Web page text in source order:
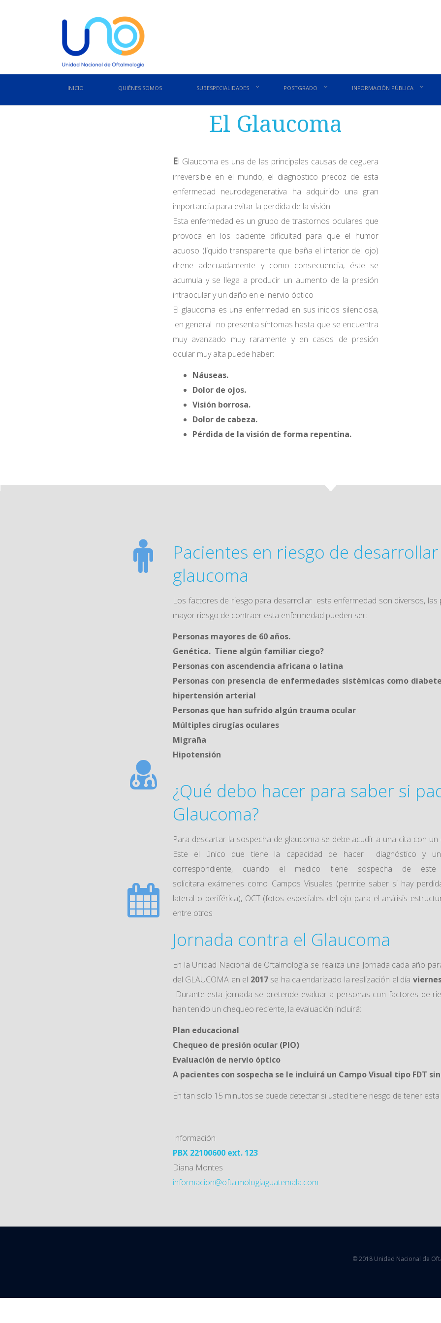
INICIO QUIÉNES SOMOS SUBESPECIALIDADES POSTGRADO INFORMACIÓN PÚBLICA
El Glaucoma
El Glaucoma es una de las principales causas de ceguera
irreversible en el mundo, el diagnostico precoz de esta
enfermedad neurodegenerativa ha adquirido una gran
importancia para evitar la perdida de la visión
Esta enfermedad es un grupo de trastornos oculares que
provoca en los paciente dificultad para que el humor
acuoso (líquido transparente que baña el interior del ojo)
drene adecuadamente y como consecuencia, éste se
acumula y se llega a producir un aumento de la presión
intraocular y un daño en el nervio óptico
El glaucoma es una enfermedad en sus inicios silenciosa,
en general no presenta síntomas hasta que se encuentra
muy avanzado muy raramente y en casos de presión
ocular muy alta puede haber:
Náuseas.
Dolor de ojos.
Visión borrosa.
Dolor de cabeza.
Pérdida de la visión de forma repentina.
Pacientes en riesgo de desarrollar
glaucoma
Los factores de riesgo para desarrollar esta enfermedad son diversos, las
mayor riesgo de contraer esta enfermedad pueden ser:
Personas mayores de 60 años.
Genética. Tiene algún familiar ciego?
Personas con ascendencia africana o latina
Personas con presencia de enfermedades sistémicas como
hipertensión arterial
Personas que han sufrido algún trauma ocular
Múltiples cirugías oculares
Migraña
Hipotensión
¿Qué debo hacer para saber si
Glaucoma?
Para descartar la sospecha de glaucoma se debe acudir a una cita con un
Este el único que tiene la capacidad de hacer diagnóstico y
correspondiente, cuando el medico tiene sospecha de este
solicitara exámenes como Campos Visuales (permite saber si hay
lateral o periférica), OCT (fotos especiales del ojo para el análisis
entre otros
Jornada contra el Glaucoma
En la Unidad Nacional de Oftalmología se realiza una Jornada cada año
del GLAUCOMA en el 2017se ha calendarizado la realización el día
Durante esta jornada se pretende evaluar a personas con factores de
han tenido un chequeo reciente, la evaluación incluirá:
Plan educacional
Chequeo de presión ocular (PIO)
Evaluación de nervio óptico
A pacientes con sospecha se le incluirá un Campo Visual tipo FDT
En tan solo 15 minutos se puede detectar si usted tiene riesgo de tener
Información
PBX 22100600 ext. 123
Diana Montes
informacion@oftalmologiaguatemala.com
© 2018 Unidad Nacional de